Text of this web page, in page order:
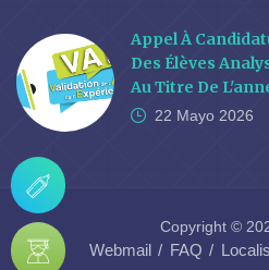
Appel À
Des Élèves
Au Titre De
22 Mayo 2026
Copyright ©
Webmail FAQ